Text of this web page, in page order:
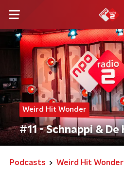
Weird Hit Wonder
#11 - Schnappi &
Podcasts Weird Hit Wonder